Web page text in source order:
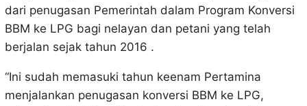
dari penugasan Pemerintah dalam Program Konversi
BBM ke LPG bagi nelayan dan petani yang telah
berjalan sejak tahun 2016 .
“Ini sudah memasuki tahun keenam Pertamina
menjalankan penugasan konversi BBM ke LPG,